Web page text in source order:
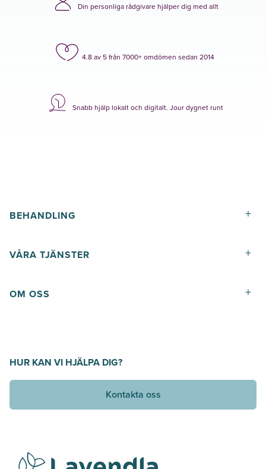
Din personliga rådgivare hjälper dig med allt
4.8 av 5 från 7000+ omdömen sedan 2014
Snabb hjälp lokalt och digitalt. Jour dygnet runt
BEHANDLING +
VÅRA TJÄNSTER +
OM OSS +
HUR KAN VI HJÄLPA DIG?
Kontakta oss